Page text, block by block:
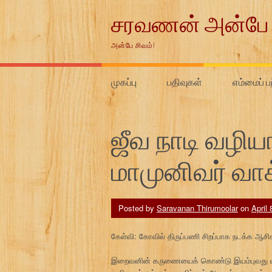
சரவணன் அன்பே
அன்பே சிவம்!
முகப்பு பதிவுகள் எம்மைப்
ஜீவ நாடி
மாமுனிவர்
Posted by Saravanan Thirumoolaron April
கேள்வி: கோவில் திருப்பணி சிறப்பாக நடக்க
இறைவனின் கருணையைக் கொண்டு இயம்புவது